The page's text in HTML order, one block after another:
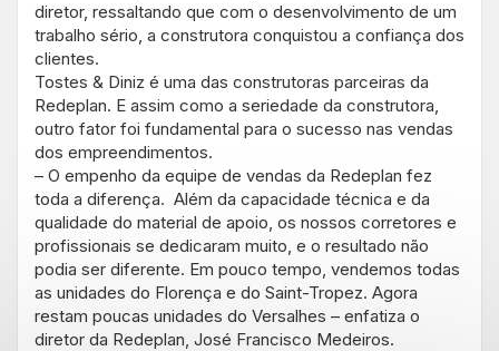
diretor, ressaltando que com o desenvolvimento de um
trabalho sério, a construtora conquistou a confiança dos
clientes.
Tostes & Diniz é uma das construtoras parceiras da
Redeplan. E assim como a seriedade da construtora,
outro fator foi fundamental para o sucesso nas vendas
dos empreendimentos.
– O empenho da equipe de vendas da Redeplan fez
toda a diferença. Além da capacidade técnica e da
qualidade do material de apoio, os nossos corretores e
profissionais se dedicaram muito, e o resultado não
podia ser diferente. Em pouco tempo, vendemos todas
as unidades do Florença e do Saint-Tropez. Agora
restam poucas unidades do Versalhes – enfatiza o
diretor da Redeplan, José Francisco Medeiros.